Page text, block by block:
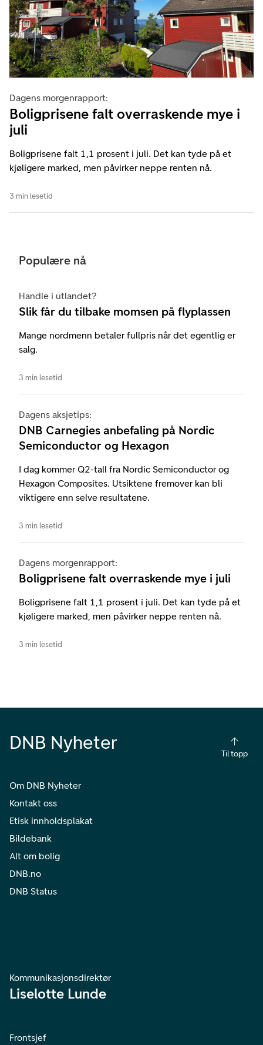
Dagens morgenrapport:
Boligprisene falt overraskende mye i
juli
Boligprisene falt 1,1 prosent i juli. Det kan tyde på et
kjøligere marked, men påvirker neppe renten nå.
3 min lesetid
Populære nå
Handle i utlandet?
Slik får du tilbake momsen på flyplassen
Mange nordmenn betaler fullpris når det egentlig er
salg.
3 min lesetid
Dagens aksjetips:
DNB Carnegies anbefaling på Nordic
Semiconductor og Hexagon
I dag kommer Q2-tall fra Nordic Semiconductor og
Hexagon Composites. Utsiktene fremover kan bli
viktigere enn selve resultatene.
3 min lesetid
Dagens morgenrapport:
Boligprisene falt overraskende mye i juli
Boligprisene falt 1,1 prosent i juli. Det kan tyde på et
kjøligere marked, men påvirker neppe renten nå.
3 min lesetid
DNB Nyheter
Til topp
Om DNB Nyheter
Kontakt oss
Etisk innholdsplakat
Bildebank
Alt om bolig
DNB.no
DNB Status
Kommunikasjonsdirektør
Liselotte Lunde
Frontsjef